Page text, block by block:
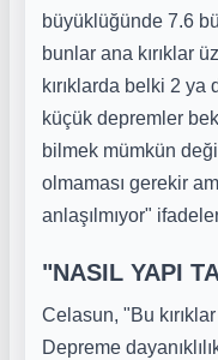
büyüklüğünde 7.6
bunlar ana kırıklar
kırıklarda belki 2
küçük depremler
bilmek mümkün
olmaması gerekir
anlaşılmıyor"
"NASIL YAPI
Celasun, "Bu
Depreme